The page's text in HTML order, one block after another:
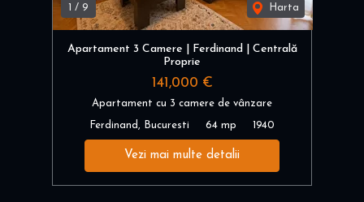
1 / 9 Harta
Apartament 3 Camere | Ferdinand | Centrală
Proprie
141,000 €
Apartament cu 3 camere de vânzare
Ferdinand, Bucuresti 64 mp 1940
Vezi mai multe detalii